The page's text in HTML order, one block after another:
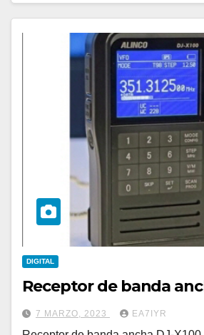
DIGITAL
Receptor de banda
7 MARZO, 2023 EA7IYR